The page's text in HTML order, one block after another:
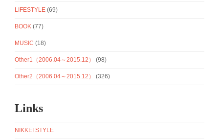
LIFESTYLE (69)
BOOK (77)
MUSIC (18)
Other1（2006.04～2015.12） (98)
Other2（2006.04～2015.12） (326)
Links
NIKKEI STYLE